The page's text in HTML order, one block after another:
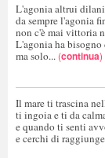
L'agonia altrui
da sempre l'agonia
non c'è mai vittoria
L'agonia ha
ma solo... (continua)
Il mare ti trascina
ti ingoia e ti da
e quando ti senti
e cerchi di